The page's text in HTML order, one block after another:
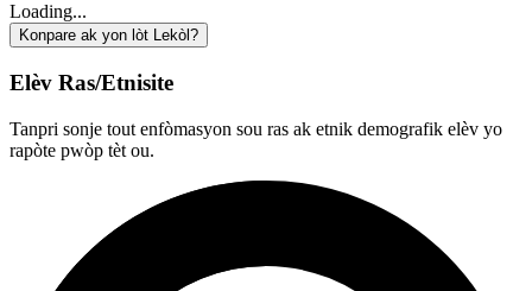
Loading...
Konpare ak yon lòt Lekòl?
Elèv Ras/Etnisite
Tanpri sonje tout enfòmasyon sou ras ak etnik demografik elèv yo
rapòte pwòp tèt ou.